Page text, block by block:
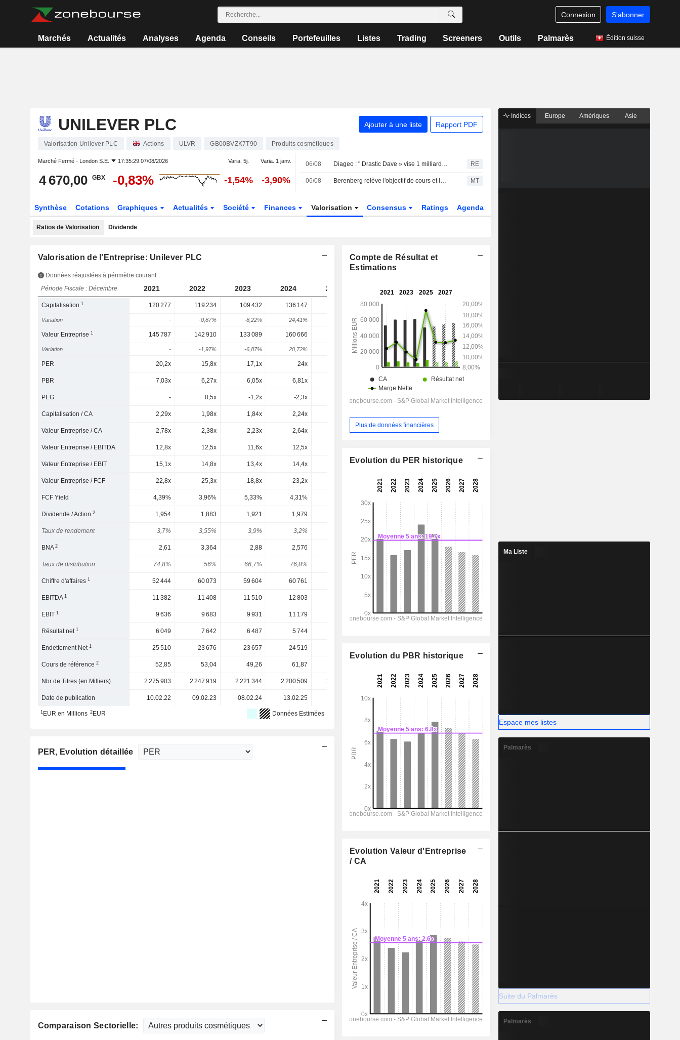
Connexion S'abonner
Marchés Actualités Analyses Agenda Conseils Portefeuilles Listes Trading Screeners Outils Palmarès Édition suisse
UNILEVER PLC Ajouter à une liste Rapport PDF
Valorisation Unilever PLC Actions ULVR GB00BVZK7T90 Produits cosmétiques
Marché Fermé - London S.E. 17:35:29 07/08/2026 Varia. 5j. Varia. 1 janv.
4 670,00 GBX -0,83% -1,54% -3,90%
06/08 Diageo : " Drastic Dave » vise 1 milliard de dollars d'économies pour contrer la faiblesse de la croissance RE
06/08 Berenberg relève l'objectif de cours et les prévisions d'Unilever après une croissance des volumes supérieure aux attentes au T2 ; recommandation " Conserver » maintenue MT
Synthèse Cotations Graphiques Actualités Société Finances Valorisation Consensus Ratings Agenda
Ratios de Valorisation Dividende
Valorisation de l'Entreprise: Unilever PLC
Données réajustées à périmètre courant
Période Fiscale : Décembre
2021 2022 2023 2024 2025 2026 2027
Capitalisation1 120 277 119 234 109 432 136 147 117 384
Variation - -0,87% -8,22% 24,41% -10,98% -3,15%
Valeur Entreprise1 145 787 142 910 133 089 160 666 141 210 140 304 139 442
Variation - -1,97% -6,87% 20,72% -10,2% -2,13% -0,64% -0,61%
PER 20,2x 15,8x 17,1x 24x 18x 16,6x 15,8x
PBR 7,03x 6,27x 6,05x 6,81x 7,3x 6,78x
PEG - 0,5x -1,2x -2,3x 1x 2,02x
Capitalisation / CA 2,29x 1,98x 1,84x 2,24x
Valeur Entreprise / CA 2,78x 2,38x 2,23x 2,64x 2,86x 2,73x 2,61x
Valeur Entreprise / EBITDA 12,8x 12,5x 11,6x 12,5x
Valeur Entreprise / EBIT 15,1x 14,8x 13,4x 14,4x 14,3x 13,6x 12,9x
Valeur Entreprise / FCF 22,8x 25,3x 18,8x 23,2x 21,9x 20,1x
FCF Yield 4,39% 3,96% 5,33% 4,31%
Dividende / Action2 1,954 1,883 1,921 1,979 1,912 1,999
Taux de rendement 3,7% 3,55% 3,9% 3,2% 3,51% 3,67%
BNA2 2,61 3,364 2,88 2,576 3,036 3,286
Taux de distribution 74,8% 56% 66,7% 76,8% 70,3% 63% 60,8% 60,9%
Chiffre d'affaires1 52 444 60 073 59 604 60 761 51 700 53 796 55 708
EBITDA1 11 382 11 408 11 510 12 803 11 710 12 285 12 852
EBIT1 9 636 9 683 9 931 11 179 10 407 10 894 11 419
Résultat net1 6 049 7 642 6 487 5 744
Endettement Net1 25 510 23 676 23 657 24 519
Cours de référence2 52,85 53,04 49,26 61,87
Nbr de Titres (en Milliers) 2 275 903 2 247 919 2 221 344 2 200 509 2 175 828 2 153 300
Date de publication 10.02.22 09.02.23 08.02.24 13.02.25
1EUR en Millions 2EUR Données Estimées
PER, Evolution détaillée
Comparaison Sectorielle:
Compte de Résultat et
Estimations
Plus de données financières
Evolution du PER historique
Evolution du PBR historique
Evolution Valeur d'Entreprise
/ CA
Indices Europe Amériques Asie
Ma Liste
Espace mes listes
Palmarès
Suite du Palmarès
Palmarès